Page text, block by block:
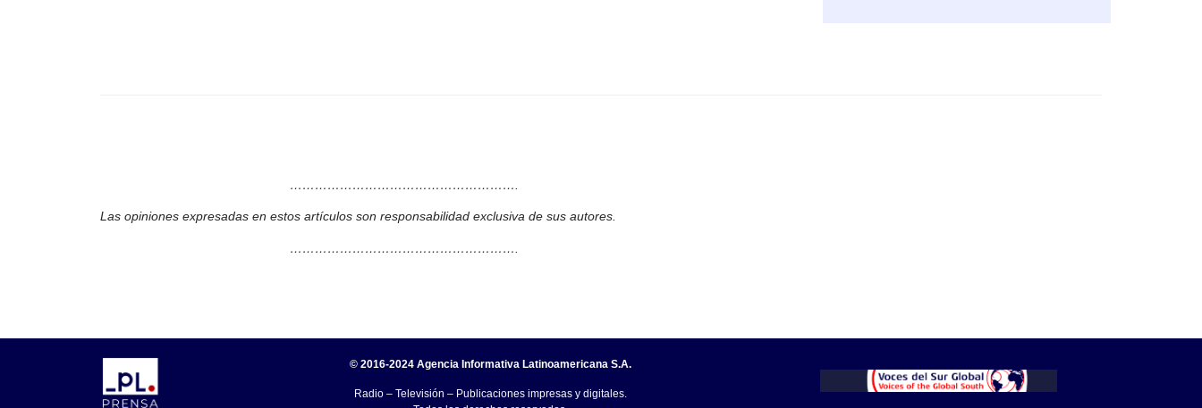
……………………………………………….
Las opiniones expresadas en estos artículos son responsabilidad exclusiva de sus autores.
……………………………………………….
© 2016-2024 Agencia Informativa Latinoamericana S.A.
Radio – Televisión – Publicaciones impresas y digitales.